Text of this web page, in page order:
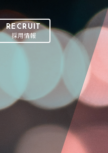
RECRUIT
採用情報